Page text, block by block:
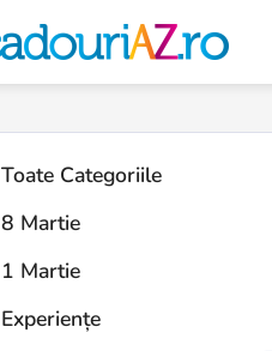
Toate Categoriile
8 Martie
1 Martie
Experiențe